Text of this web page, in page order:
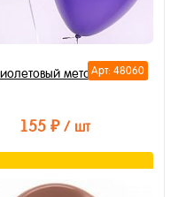
Арт: 48060
металлик 30см
155 ₽ / шт